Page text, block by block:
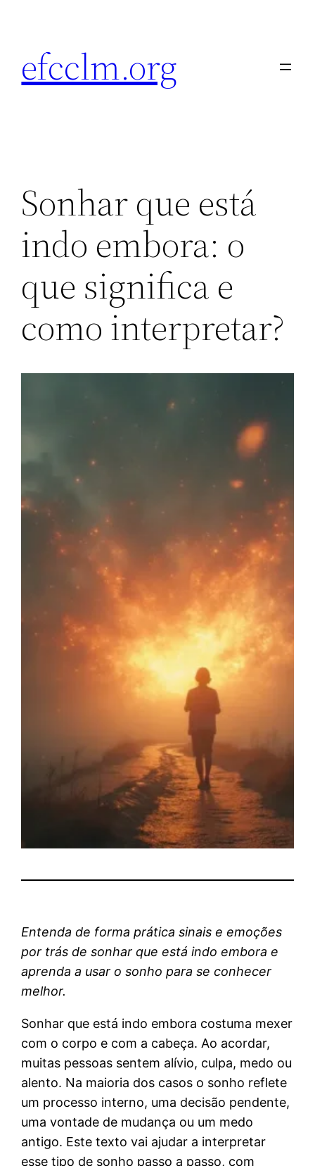
conteúdo
efcclm.org
Sonhar que está
indo embora: o
que significa e
como interpretar?
Entenda de forma prática sinais e emoções
por trás de sonhar que está indo embora e
aprenda a usar o sonho para se conhecer
melhor.
Sonhar que está indo embora costuma mexer
com o corpo e com a cabeça. Ao acordar,
muitas pessoas sentem alívio, culpa, medo ou
alento. Na maioria dos casos o sonho reflete
um processo interno, uma decisão pendente,
uma vontade de mudança ou um medo
antigo. Este texto vai ajudar a interpretar
esse tipo de sonho passo a passo, com